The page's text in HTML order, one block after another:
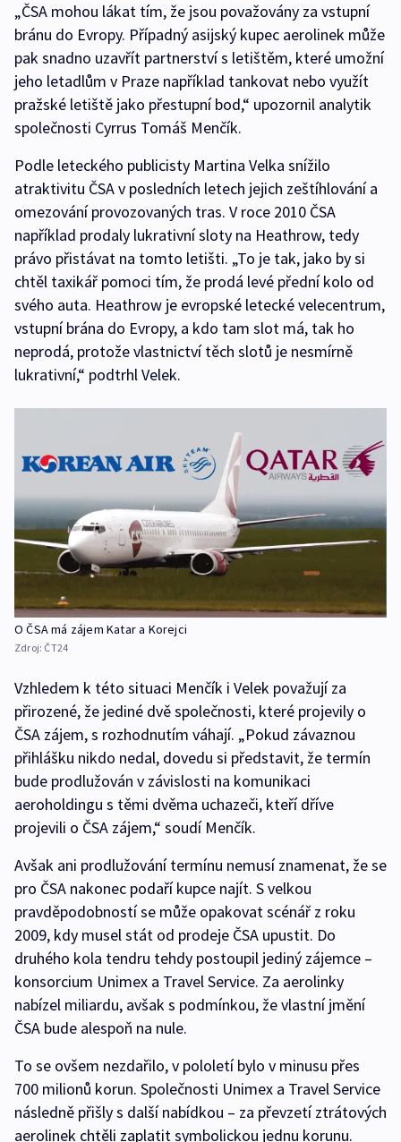
„ČSA mohou lákat tím, že jsou považovány za vstupní
bránu do Evropy. Případný asijský kupec aerolinek může
pak snadno uzavřít partnerství s letištěm, které umožní
jeho letadlům v Praze například tankovat nebo využít
pražské letiště jako přestupní bod,“ upozornil analytik
společnosti Cyrrus Tomáš Menčík.
Podle leteckého publicisty Martina Velka snížilo
atraktivitu ČSA v posledních letech jejich zeštíhlování a
omezování provozovaných tras. V roce 2010 ČSA
například prodaly lukrativní sloty na Heathrow, tedy
právo přistávat na tomto letišti. „To je tak, jako by si
chtěl taxikář pomoci tím, že prodá levé přední kolo od
svého auta. Heathrow je evropské letecké velecentrum,
vstupní brána do Evropy, a kdo tam slot má, tak ho
neprodá, protože vlastnictví těch slotů je nesmírně
lukrativní,“ podtrhl Velek.
O ČSA má zájem Katar a Korejci
Zdroj: ČT24
Vzhledem k této situaci Menčík i Velek považují za
přirozené, že jediné dvě společnosti, které projevily o
ČSA zájem, s rozhodnutím váhají. „Pokud závaznou
přihlášku nikdo nedal, dovedu si představit, že termín
bude prodlužován v závislosti na komunikaci
aeroholdingu s těmi dvěma uchazeči, kteří dříve
projevili o ČSA zájem,“ soudí Menčík.
Avšak ani prodlužování termínu nemusí znamenat, že se
pro ČSA nakonec podaří kupce najít. S velkou
pravděpodobností se může opakovat scénář z roku
2009, kdy musel stát od prodeje ČSA upustit. Do
druhého kola tendru tehdy postoupil jediný zájemce –
konsorcium Unimex a Travel Service. Za aerolinky
nabízel miliardu, avšak s podmínkou, že vlastní jmění
ČSA bude alespoň na nule.
To se ovšem nezdařilo, v pololetí bylo v minusu přes
700 milionů korun. Společnosti Unimex a Travel Service
následně přišly s další nabídkou – za převzetí ztrátových
aerolinek chtěli zaplatit symbolickou jednu korunu.